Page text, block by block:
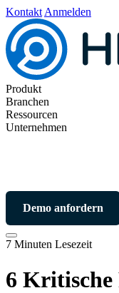
Kontakt Anmelden
Produkt
Branchen
Ressourcen
Unternehmen
Demo anfordern
7 Minuten Lesezeit
6 Kritische